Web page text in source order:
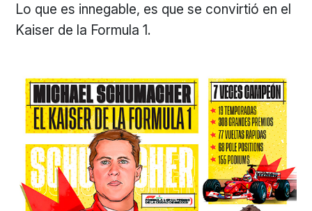
Lo que es innegable, es que se convirtió en el
Kaiser de la Formula 1.